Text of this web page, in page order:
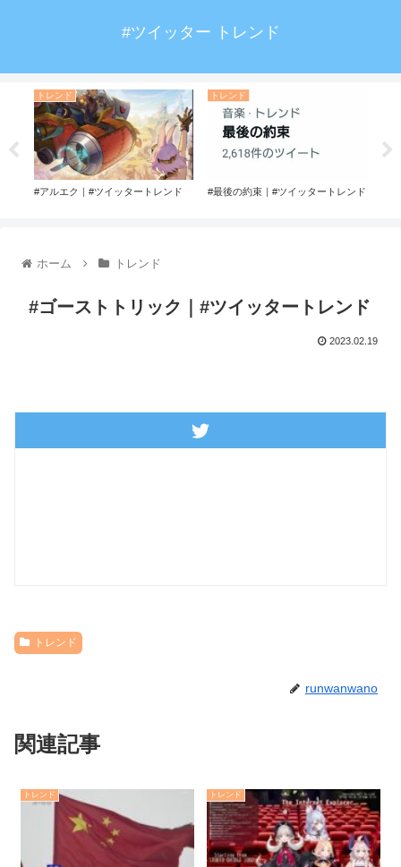
#ツイッター トレンド
トレンド
#アルエク｜#ツイッタートレンド
トレンド
#最後の約束｜#ツイッタートレンド
ホーム トレンド
#ゴーストトリック｜#ツイッタートレンド
2023.02.19
トレンド
runwanwano
関連記事
トレンド トレンド